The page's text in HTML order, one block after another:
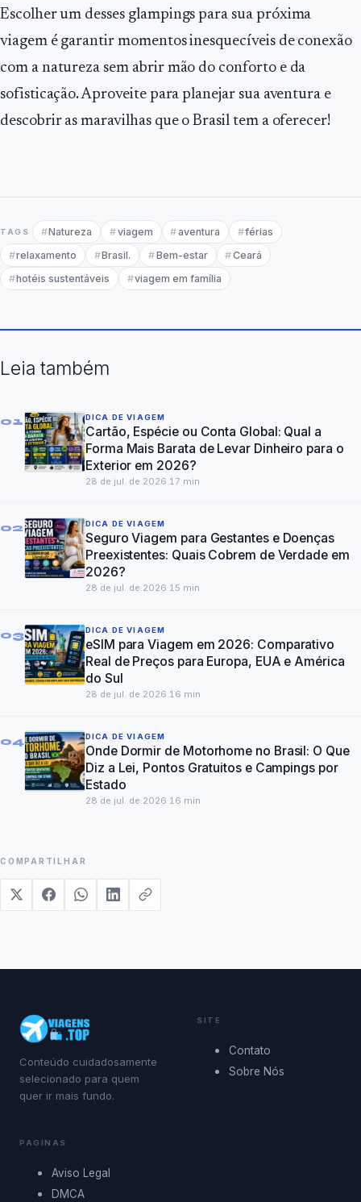
Escolher um desses glampings para sua próxima
viagem é garantir momentos inesquecíveis de conexão
com a natureza sem abrir mão do conforto e da
sofisticação. Aproveite para planejar sua aventura e
descobrir as maravilhas que o Brasil tem a oferecer!
TAGS Natureza viagem aventura
férias
relaxamento
Brasil. Bem-estar
Ceará
hotéis sustentáveis
viagem em família
Leia também
01 DICA DE VIAGEM
Cartão, Espécie ou Conta Global: Qual a
Forma Mais Barata de Levar Dinheiro para o
Exterior em 2026?
28 de jul. de 2026 17 min
02 DICA DE VIAGEM
Seguro Viagem para Gestantes e Doenças
Preexistentes: Quais Cobrem de Verdade em
2026?
28 de jul. de 2026 15 min
03 DICA DE VIAGEM
eSIM para Viagem em 2026: Comparativo
Real de Preços para Europa, EUA e América
do Sul
28 de jul. de 2026 16 min
04 DICA DE VIAGEM
Onde Dormir de Motorhome no Brasil: O Que
Diz a Lei, Pontos Gratuitos e Campings por
Estado
28 de jul. de 2026 16 min
COMPARTILHAR
Conteúdo cuidadosamente
selecionado para quem
quer ir mais fundo.
SITE
Contato
Sobre Nós
PAGINAS
Aviso Legal
DMCA